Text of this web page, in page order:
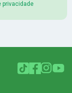
privacidade